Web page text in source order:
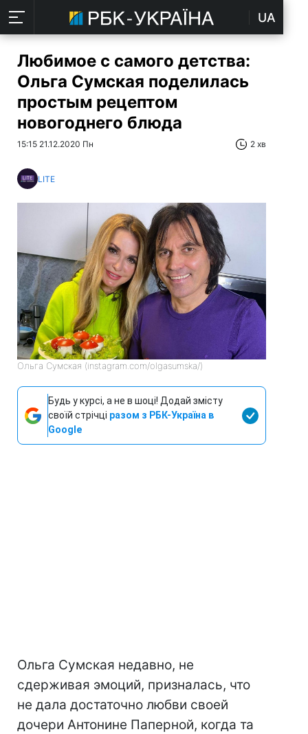
UA
Любимое с самого детства:
Ольга Сумская поделилась
простым рецептом
новогоднего блюда
15:15 21.12.2020 Пн 2 хв
LITE
Ольга Сумская (instagram.com/olgasumska/)
Будь у курсі, а не в шоці! Додай змісту
своїй стрічці разом з РБК-Україна в
Google
Ольга Сумская недавно, не
сдерживая эмоций, призналась, что
не дала достаточно любви своей
дочери Антонине Паперной, когда та